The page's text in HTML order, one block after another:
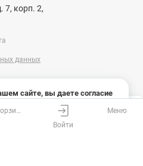
сайте, вы даете согласие
файлов cookies и сбор данных
7, корп. 2,
данных
характер и не является
положениями Статьи 437
Федерации. Технические
уведомления.
менеджеров.
Корзина
Войти
Меню